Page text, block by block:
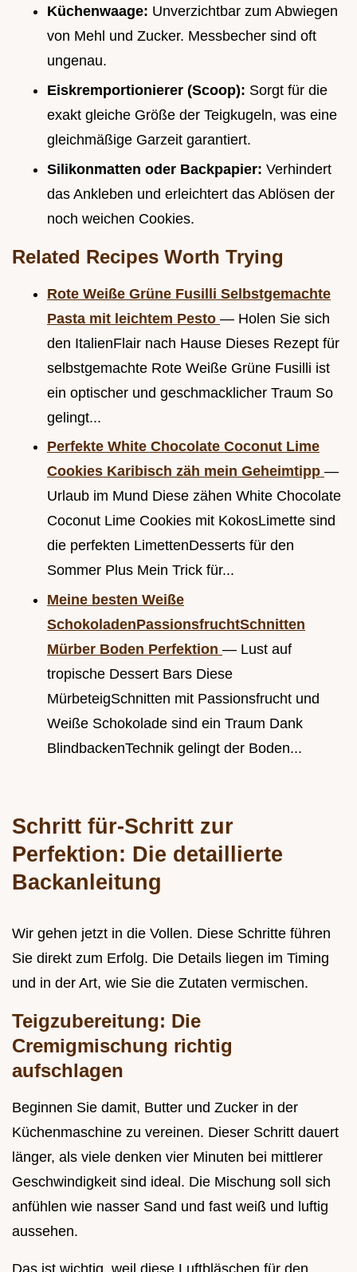
Küchenwaage: Unverzichtbar zum Abwiegen
von Mehl und Zucker. Messbecher sind oft
ungenau.
Eiskremportionierer (Scoop): Sorgt für die
exakt gleiche Größe der Teigkugeln, was eine
gleichmäßige Garzeit garantiert.
Silikonmatten oder Backpapier: Verhindert
das Ankleben und erleichtert das Ablösen der
noch weichen Cookies.
Related Recipes Worth Trying
Rote Weiße Grüne Fusilli Selbstgemachte
Pasta mit leichtem Pesto — Holen Sie sich
den ItalienFlair nach Hause Dieses Rezept für
selbstgemachte Rote Weiße Grüne Fusilli ist
ein optischer und geschmacklicher Traum So
gelingt...
Perfekte White Chocolate Coconut Lime
Cookies Karibisch zäh mein Geheimtipp —
Urlaub im Mund Diese zähen White Chocolate
Coconut Lime Cookies mit KokosLimette sind
die perfekten LimettenDesserts für den
Sommer Plus Mein Trick für...
Meine besten Weiße
SchokoladenPassionsfruchtSchnitten
Mürber Boden Perfektion — Lust auf
tropische Dessert Bars Diese
MürbeteigSchnitten mit Passionsfrucht und
Weiße Schokolade sind ein Traum Dank
BlindbackenTechnik gelingt der Boden...
Schritt für-Schritt zur
Perfektion: Die detaillierte
Backanleitung
Wir gehen jetzt in die Vollen. Diese Schritte führen
Sie direkt zum Erfolg. Die Details liegen im Timing
und in der Art, wie Sie die Zutaten vermischen.
Teigzubereitung: Die
Cremigmischung richtig
aufschlagen
Beginnen Sie damit, Butter und Zucker in der
Küchenmaschine zu vereinen. Dieser Schritt dauert
länger, als viele denken vier Minuten bei mittlerer
Geschwindigkeit sind ideal. Die Mischung soll sich
anfühlen wie nasser Sand und fast weiß und luftig
aussehen.
Das ist wichtig, weil diese Luftbläschen für den